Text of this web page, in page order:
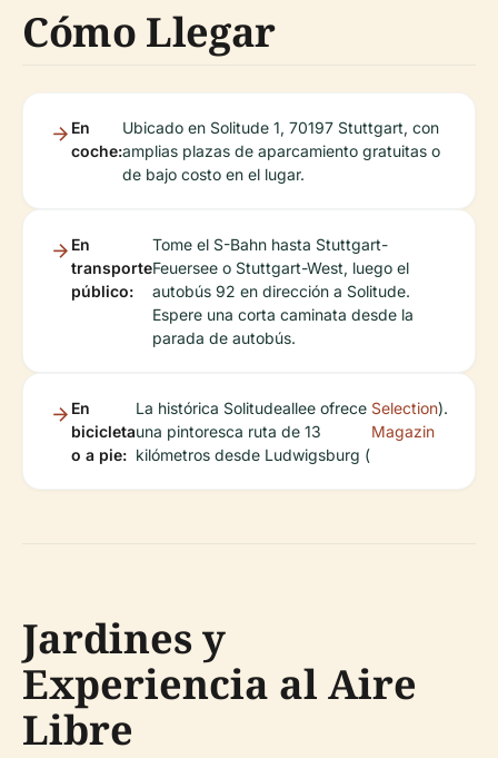
Cómo Llegar
En
coche:
Ubicado en Solitude 1, 70197 Stuttgart, con
amplias plazas de aparcamiento gratuitas o
de bajo costo en el lugar.
En
transporte
público:
Tome el S-Bahn hasta Stuttgart-
Feuersee o Stuttgart-West, luego el
autobús 92 en dirección a Solitude.
Espere una corta caminata desde la
parada de autobús.
En
bicicleta
o a pie:
La histórica Solitudeallee ofrece
una pintoresca ruta de 13
kilómetros desde Ludwigsburg (
Selection
Magazin
).
Jardines y
Experiencia al Aire
Libre